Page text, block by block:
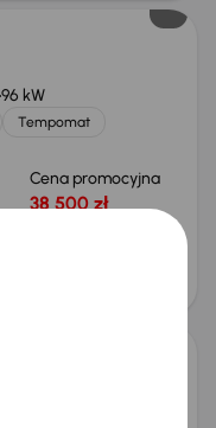
96 kW
Tempomat
Cena promocyjna
38 500 zł